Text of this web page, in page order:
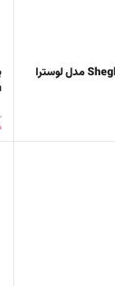
کالکشن شیگلم Sheglam مدل لوسترا